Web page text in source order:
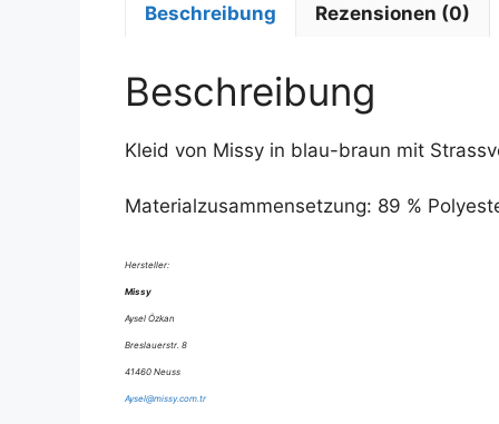
Beschreibung Rezensionen (0)
Beschreibung
Kleid von Missy in blau-braun mit
Materialzusammensetzung: 89 %
Hersteller:
Missy
Aysel Özkan
Breslauerstr. 8
41460 Neuss
Aysel@missy.com.tr